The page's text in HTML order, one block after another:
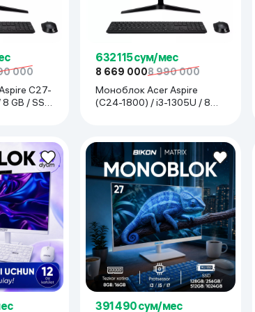
реальности
000
C27-
GB / SSD
632 115 сум/мес
8 669 0008 990 000
Моноблок Acer Aspire
(C24-1800) / i3-1305U / 8
391 490 сум/мес